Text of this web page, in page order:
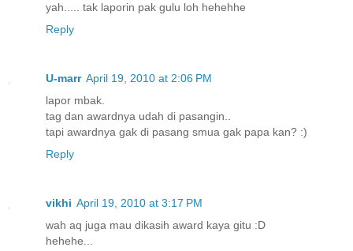
yah..... tak laporin pak gulu loh hehehhe
Reply
U-marr April 19, 2010 at 2:06 PM
lapor mbak.
tag dan awardnya udah di pasangin..
tapi awardnya gak di pasang smua gak papa kan? :)
Reply
vikhi April 19, 2010 at 3:17 PM
wah aq juga mau dikasih award kaya gitu :D
hehehe...